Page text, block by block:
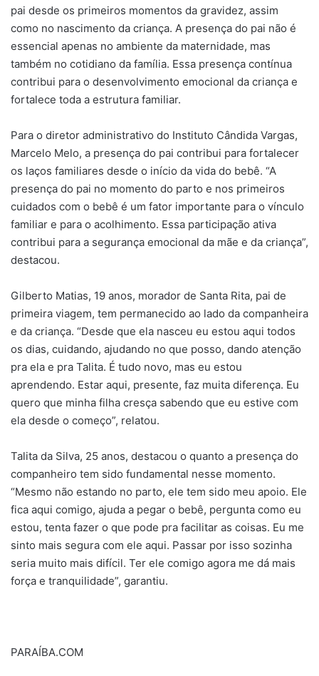
pai desde os primeiros momentos da gravidez, assim
como no nascimento da criança. A presença do pai não é
essencial apenas no ambiente da maternidade, mas
também no cotidiano da família. Essa presença contínua
contribui para o desenvolvimento emocional da criança e
fortalece toda a estrutura familiar.
Para o diretor administrativo do Instituto Cândida Vargas,
Marcelo Melo, a presença do pai contribui para fortalecer
os laços familiares desde o início da vida do bebê. “A
presença do pai no momento do parto e nos primeiros
cuidados com o bebê é um fator importante para o vínculo
familiar e para o acolhimento. Essa participação ativa
contribui para a segurança emocional da mãe e da criança”,
destacou.
Gilberto Matias, 19 anos, morador de Santa Rita, pai de
primeira viagem, tem permanecido ao lado da companheira
e da criança. “Desde que ela nasceu eu estou aqui todos
os dias, cuidando, ajudando no que posso, dando atenção
pra ela e pra Talita. É tudo novo, mas eu estou
aprendendo. Estar aqui, presente, faz muita diferença. Eu
quero que minha filha cresça sabendo que eu estive com
ela desde o começo”, relatou.
Talita da Silva, 25 anos, destacou o quanto a presença do
companheiro tem sido fundamental nesse momento.
“Mesmo não estando no parto, ele tem sido meu apoio. Ele
fica aqui comigo, ajuda a pegar o bebê, pergunta como eu
estou, tenta fazer o que pode pra facilitar as coisas. Eu me
sinto mais segura com ele aqui. Passar por isso sozinha
seria muito mais difícil. Ter ele comigo agora me dá mais
força e tranquilidade”, garantiu.
PARAÍBA.COM